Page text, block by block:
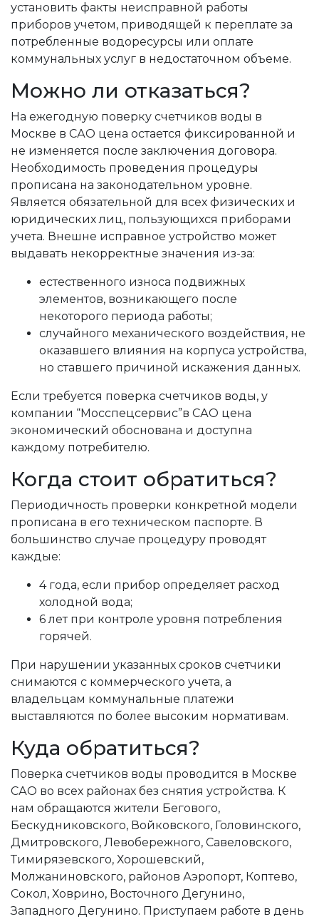
установить факты неисправной работы
приборов учетом, приводящей к переплате за
потребленные водоресурсы или оплате
коммунальных услуг в недостаточном объеме.
Можно ли отказаться?
На ежегодную поверку счетчиков воды в
Москве в САО цена остается фиксированной и
не изменяется после заключения договора.
Необходимость проведения процедуры
прописана на законодательном уровне.
Является обязательной для всех физических и
юридических лиц, пользующихся приборами
учета. Внешне исправное устройство может
выдавать некорректные значения из-за:
естественного износа подвижных
элементов, возникающего после
некоторого периода работы;
случайного механического воздействия, не
оказавшего влияния на корпуса устройства,
но ставшего причиной искажения данных.
Если требуется поверка счетчиков воды, у
компании “Мосспецсервис”в САО цена
экономический обоснована и доступна
каждому потребителю.
Когда стоит обратиться?
Периодичность проверки конкретной модели
прописана в его техническом паспорте. В
большинство случае процедуру проводят
каждые:
4 года, если прибор определяет расход
холодной вода;
6 лет при контроле уровня потребления
горячей.
При нарушении указанных сроков счетчики
снимаются с коммерческого учета, а
владельцам коммунальные платежи
выставляются по более высоким нормативам.
Куда обратиться?
Поверка счетчиков воды проводится в Москве
САО во всех районах без снятия устройства. К
нам обращаются жители Бегового,
Бескудниковского, Войковского, Головинского,
Дмитровского, Левобережного, Савеловского,
Тимирязевского, Хорошевский,
Молжаниновского, районов Аэропорт, Коптево,
Сокол, Ховрино, Восточного Дегунино,
Западного Дегунино. Приступаем работе в день